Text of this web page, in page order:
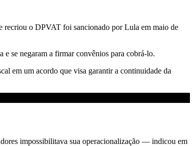
recriou o DPVAT foi sancionado por Lula em maio de
e se negaram a firmar convênios para cobrá-lo.
em um acordo que visa garantir a continuidade da
impossibilitava sua operacionalização — indicou em